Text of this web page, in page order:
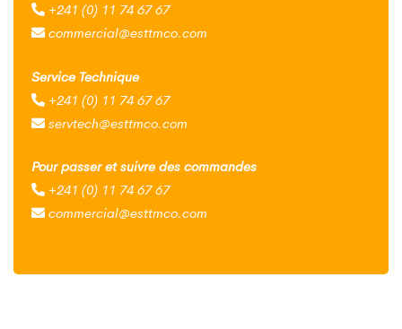
+241 (0) 11 74 67 67
commercial@esttmco.com
Service Technique
+241 (0) 11 74 67 67
servtech@esttmco.com
Pour passer et suivre des commandes
+241 (0) 11 74 67 67
commercial@esttmco.com